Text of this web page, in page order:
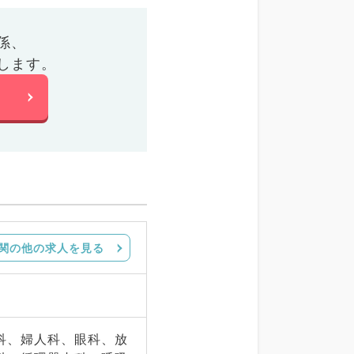
、
す。
の他の求人を見る
、婦人科、眼科、放